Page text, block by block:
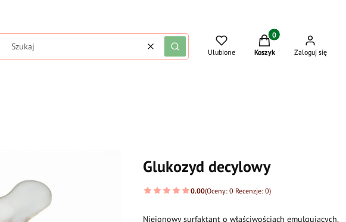
WyczyśćSzukaj Ulubione
Produkty w koszyku: 0.
Koszyk Zaloguj się
Glukozyd decylowy
0.00(Oceny: 0 Recenzje: 0)
Niejonowy surfaktant o właściwościach emulgujących.